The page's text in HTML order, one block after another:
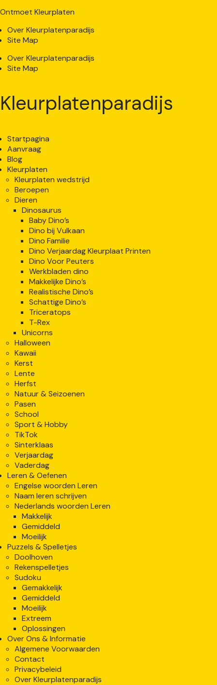
Ontmoet Kleurplaten
Over Kleurplatenparadijs
Site Map
Over Kleurplatenparadijs
Site Map
Kleurplatenparadijs
Startpagina
Aanvraag
Blog
Kleurplaten
Kleurplaten wedstrijd
Beroepen
Dieren
Dinosaurus
Baby Dino’s
Dino bij Vulkaan
Dino Familie
Dino Verjaardag Kleurplaat Printen
Dino Voor Peuters
Werkbladen dino
Makkelijke Dino’s
Realistische Dino’s
Schattige Dino’s
Triceratops
T-Rex
Unicorns
Halloween
Kawaii
Kerst
Lente
Herfst
Natuur & Seizoenen
Pasen
School
Sport & Hobby
TikTok
Sinterklaas
Verjaardag
Vaderdag
Leren & Oefenen
Engelse woorden Leren
Naam leren schrijven
Nederlands woorden Leren
Makkelijk
Gemiddeld
Moeilijk
Puzzels & Spelletjes
Doolhoven
Rekenspelletjes
Sudoku
Gemakkelijk
Gemiddeld
Moeilijk
Extreem
Oplossingen
Over Ons & Informatie
Algemene Voorwaarden
Contact
Privacybeleid
Over Kleurplatenparadijs